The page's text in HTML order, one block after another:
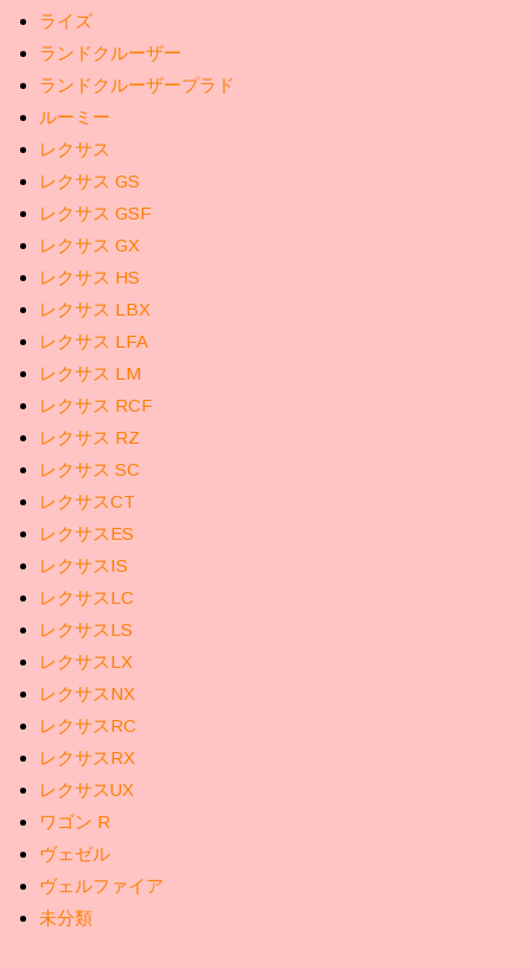
ライズ
ランドクルーザー
ランドクルーザープラド
ルーミー
レクサス
レクサス GS
レクサス GSF
レクサス GX
レクサス HS
レクサス LBX
レクサス LFA
レクサス LM
レクサス RCF
レクサス RZ
レクサス SC
レクサスCT
レクサスES
レクサスIS
レクサスLC
レクサスLS
レクサスLX
レクサスNX
レクサスRC
レクサスRX
レクサスUX
ワゴン R
ヴェゼル
ヴェルファイア
未分類